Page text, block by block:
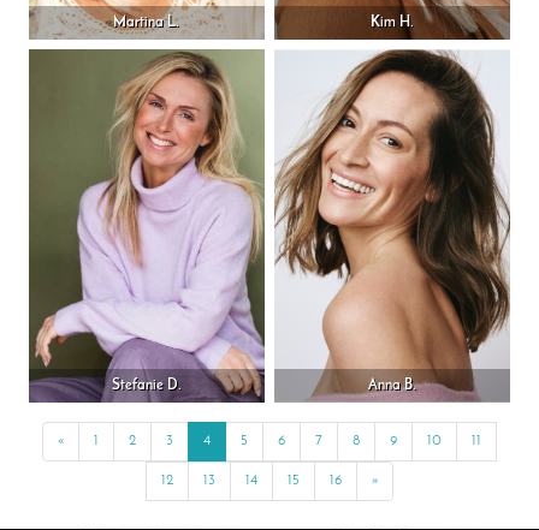
Martina L. Kim H.
Stefanie D. Anna B.
« 2 3 4 5 6 7 8 9 10
12 13 14 15 16 »Next